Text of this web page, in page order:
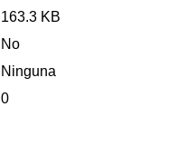
163.3 KB
No
Ninguna
0